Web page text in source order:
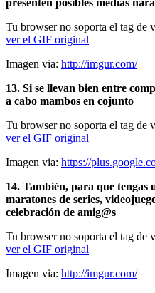
Tu browser no soporta el tag de
ver el GIF original
Imagen via: http://imgur.com/
13. Si se llevan bien entre
a cabo mambos en cojunto
Tu browser no soporta el tag de
ver el GIF original
Imagen via: https://
14. También, para que
maratones de series,
celebración de amig@s
Tu browser no soporta el tag de
ver el GIF original
Imagen via: http://imgur.com/